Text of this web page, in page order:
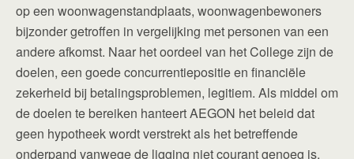
op een woonwagenstandplaats, woonwagenbewoners
bijzonder getroffen in vergelijking met personen van een
andere afkomst. Naar het oordeel van het College zijn de
doelen, een goede concurrentiepositie en financiële
zekerheid bij betalingsproblemen, legitiem. Als middel om
de doelen te bereiken hanteert AEGON het beleid dat
geen hypotheek wordt verstrekt als het betreffende
onderpand vanwege de ligging niet courant genoeg is.